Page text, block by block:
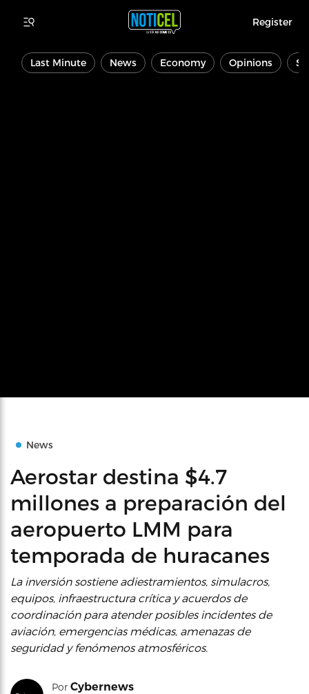
Register
Last Minute News Economy Opinions
News
Aerostar destina $4.7
millones a preparación del
aeropuerto LMM para
temporada de huracanes
La inversión sostiene adiestramientos, simulacros,
equipos, infraestructura crítica y acuerdos de
coordinación para atender posibles incidentes de
aviación, emergencias médicas, amenazas de
seguridad y fenómenos atmosféricos.
Por Cybernews